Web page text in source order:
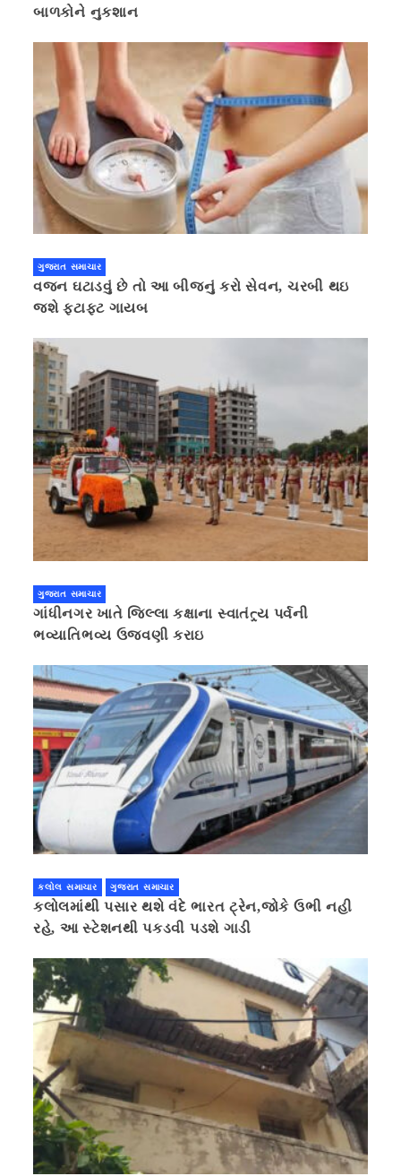
બાળકોને નુકશાન
ગુજરાત સમાચાર
વજન ઘટાડવું છે તો આ બીજનું કરો સેવન, ચરબી થઇ
જશે ફટાફટ ગાયબ
ગુજરાત સમાચાર
ગાંધીનગર ખાતે જિલ્લા કક્ષાના સ્વાતંત્ર્ય પર્વની
ભવ્યાતિભવ્ય ઉજવણી કરાઇ
કલોલ સમાચાર ગુજરાત સમાચાર
કલોલમાંથી પસાર થશે વંદે ભારત ટ્રેન,જોકે ઉભી નહી
રહે, આ સ્ટેશનથી પકડવી પડશે ગાડી